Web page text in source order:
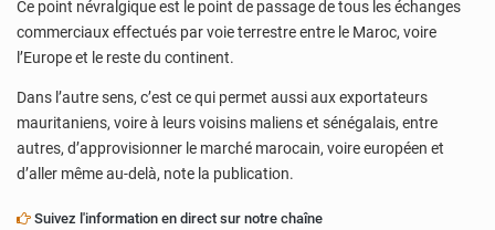
Ce point névralgique est le point de passage de tous les échanges
commerciaux effectués par voie terrestre entre le Maroc, voire
l’Europe et le reste du continent.
Dans l’autre sens, c’est ce qui permet aussi aux exportateurs
mauritaniens, voire à leurs voisins maliens et sénégalais, entre
autres, d’approvisionner le marché marocain, voire européen et
d’aller même au-delà, note la publication.
Suivez l'information en direct sur notre chaîne